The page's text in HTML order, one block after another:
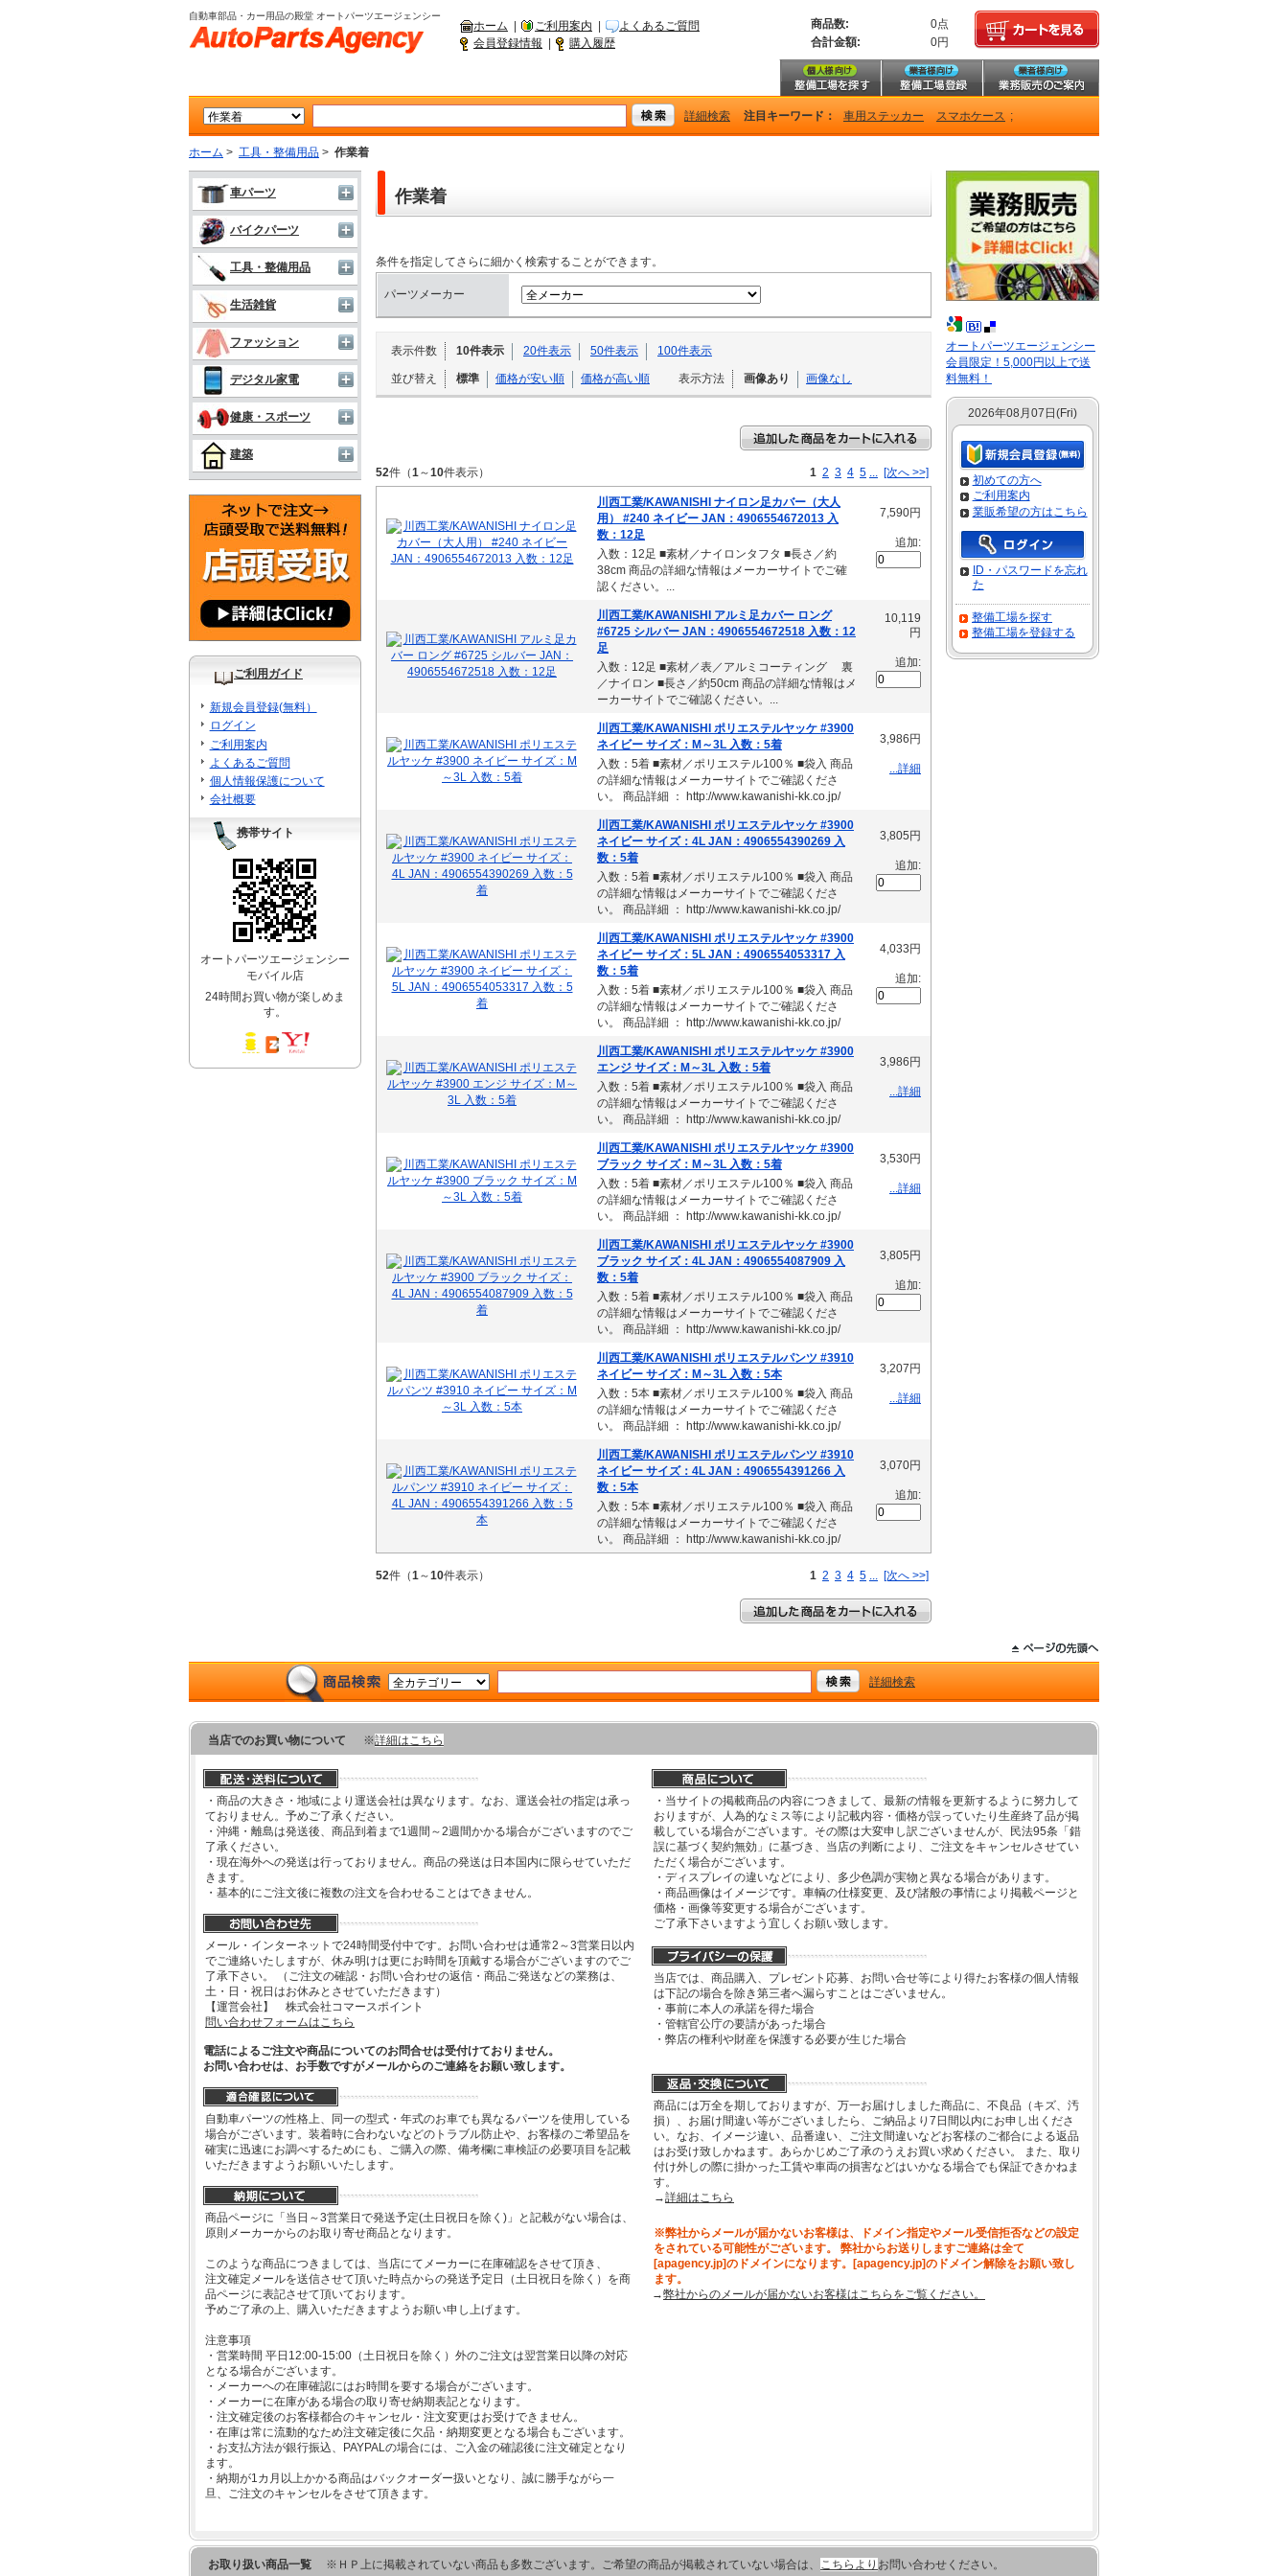
自動車部品・カー用品の殿堂 オートパーツエージェンシー
ホーム ご利用案内
よくあるご質問
会員登録情報
購入履歴
商品数:
0点
合計金額:
0円
詳細検索 注目キーワード： 車用ステッカー スマホケース ;
ホーム > 工具・整備用品 > 作業着
車パーツ
バイクパーツ
工具・整備用品
生活雑貨
ファッション
デジタル家電
健康・スポーツ
建築
ご利用ガイド
新規会員登録(無料）
ログイン
ご利用案内
よくあるご質問
個人情報保護について
会社概要
携帯サイト
オートパーツエージェンシー
モバイル店
24時間お買い物が楽しめま
す。
作業着
条件を指定してさらに細かく検索することができます。
パーツメーカー
表示件数 10件表示 20件表示 50件表示 100件表示
並び替え 標準 価格が安い順 価格が高い順 表示方法 画像あり 画像なし
52件（1～10件表示） 1 2 3 4 5 ... [次へ >>]
川西工業/KAWANISHI ナイロン足カバー（大人
用） #240 ネイビー JAN：4906554672013 入
数：12足
入数：12足 ■素材／ナイロンタフタ ■長さ／約
38cm 商品の詳細な情報はメーカーサイトでご確
認ください。...
7,590円
追加:
川西工業/KAWANISHI アルミ足カバー ロング
#6725 シルバー JAN：4906554672518 入数：12
足
入数：12足 ■素材／表／アルミコーティング 裏
／ナイロン ■長さ／約50cm 商品の詳細な情報はメ
ーカーサイトでご確認ください。...
10,119
円
追加:
川西工業/KAWANISHI ポリエステルヤッケ #3900
ネイビー サイズ：M～3L 入数：5着
入数：5着 ■素材／ポリエステル100％ ■袋入 商品
の詳細な情報はメーカーサイトでご確認くださ
い。 商品詳細 ： http://www.kawanishi-kk.co.jp/
3,986円
...詳細
川西工業/KAWANISHI ポリエステルヤッケ #3900
ネイビー サイズ：4L JAN：4906554390269 入
数：5着
入数：5着 ■素材／ポリエステル100％ ■袋入 商品
の詳細な情報はメーカーサイトでご確認くださ
い。 商品詳細 ： http://www.kawanishi-kk.co.jp/
3,805円
追加:
川西工業/KAWANISHI ポリエステルヤッケ #3900
ネイビー サイズ：5L JAN：4906554053317 入
数：5着
入数：5着 ■素材／ポリエステル100％ ■袋入 商品
の詳細な情報はメーカーサイトでご確認くださ
い。 商品詳細 ： http://www.kawanishi-kk.co.jp/
4,033円
追加:
川西工業/KAWANISHI ポリエステルヤッケ #3900
エンジ サイズ：M～3L 入数：5着
入数：5着 ■素材／ポリエステル100％ ■袋入 商品
の詳細な情報はメーカーサイトでご確認くださ
い。 商品詳細 ： http://www.kawanishi-kk.co.jp/
3,986円
...詳細
川西工業/KAWANISHI ポリエステルヤッケ #3900
ブラック サイズ：M～3L 入数：5着
入数：5着 ■素材／ポリエステル100％ ■袋入 商品
の詳細な情報はメーカーサイトでご確認くださ
い。 商品詳細 ： http://www.kawanishi-kk.co.jp/
3,530円
...詳細
川西工業/KAWANISHI ポリエステルヤッケ #3900
ブラック サイズ：4L JAN：4906554087909 入
数：5着
入数：5着 ■素材／ポリエステル100％ ■袋入 商品
の詳細な情報はメーカーサイトでご確認くださ
い。 商品詳細 ： http://www.kawanishi-kk.co.jp/
3,805円
追加:
川西工業/KAWANISHI ポリエステルパンツ #3910
ネイビー サイズ：M～3L 入数：5本
入数：5本 ■素材／ポリエステル100％ ■袋入 商品
の詳細な情報はメーカーサイトでご確認くださ
い。 商品詳細 ： http://www.kawanishi-kk.co.jp/
3,207円
...詳細
川西工業/KAWANISHI ポリエステルパンツ #3910
ネイビー サイズ：4L JAN：4906554391266 入
数：5本
入数：5本 ■素材／ポリエステル100％ ■袋入 商品
の詳細な情報はメーカーサイトでご確認くださ
い。 商品詳細 ： http://www.kawanishi-kk.co.jp/
3,070円
追加:
52件（1～10件表示） 1 2 3 4 5 ... [次へ >>]
オートパーツエージェンシー
会員限定！5,000円以上で送
料無料！
2026年08月07日(Fri)
初めての方へ
ご利用案内
業販希望の方はこちら
ID・パスワードを忘れ
た
整備工場を探す
整備工場を登録する
詳細検索
当店でのお買い物について ※詳細はこちら
・商品の大きさ・地域により運送会社は異なります。なお、運送会社の指定は承っ
ておりません。予めご了承ください。
・沖縄・離島は発送後、商品到着まで1週間～2週間かかる場合がございますのでご
了承ください。
・現在海外への発送は行っておりません。商品の発送は日本国内に限らせていただ
きます。
・基本的にご注文後に複数の注文を合わせることはできません。
メール・インターネットで24時間受付中です。お問い合わせは通常2～3営業日以内
でご連絡いたしますが、休み明けは更にお時間を頂戴する場合がございますのでご
了承下さい。 （ご注文の確認・お問い合わせの返信・商品ご発送などの業務は、
土・日・祝日はお休みとさせていただきます）
【運営会社】 株式会社コマースポイント
問い合わせフォームはこちら
電話によるご注文や商品についてのお問合せは受付けておりません。
お問い合わせは、お手数ですがメールからのご連絡をお願い致します。
自動車パーツの性格上、同一の型式・年式のお車でも異なるパーツを使用している
場合がございます。装着時に合わないなどのトラブル防止や、お客様のご希望品を
確実に迅速にお調べするためにも、ご購入の際、備考欄に車検証の必要項目を記載
いただきますようお願いいたします。
商品ページに「当日～3営業日で発送予定(土日祝日を除く)」と記載がない場合は、
原則メーカーからのお取り寄せ商品となります。
このような商品につきましては、当店にてメーカーに在庫確認をさせて頂き、
注文確定メールを送信させて頂いた時点からの発送予定日（土日祝日を除く）を商
品ページに表記させて頂いております。
予めご了承の上、購入いただきますようお願い申し上げます。
注意事項
・営業時間 平日12:00-15:00（土日祝日を除く）外のご注文は翌営業日以降の対応
となる場合がございます。
・メーカーへの在庫確認にはお時間を要する場合がございます。
・メーカーに在庫がある場合の取り寄せ納期表記となります。
・注文確定後のお客様都合のキャンセル・注文変更はお受けできません。
・在庫は常に流動的なため注文確定後に欠品・納期変更となる場合もございます。
・お支払方法が銀行振込、PAYPALの場合には、ご入金の確認後に注文確定となり
ます。
・納期が1カ月以上かかる商品はバックオーダー扱いとなり、誠に勝手ながら一
旦、ご注文のキャンセルをさせて頂きます。
・当サイトの掲載商品の内容につきまして、最新の情報を更新するように努力して
おりますが、人為的なミス等により記載内容・価格が誤っていたり生産終了品が掲
載している場合がございます。その際は大変申し訳ございませんが、民法95条「錯
誤に基づく契約無効」に基づき、当店の判断により、ご注文をキャンセルさせてい
ただく場合がございます。
・ディスプレイの違いなどにより、多少色調が実物と異なる場合があります。
・商品画像はイメージです。車輌の仕様変更、及び諸般の事情により掲載ページと
価格・画像等変更する場合がございます。
ご了承下さいますよう宜しくお願い致します。
当店では、商品購入、プレゼント応募、お問い合せ等により得たお客様の個人情報
は下記の場合を除き第三者へ漏らすことはございません。
・事前に本人の承諾を得た場合
・管轄官公庁の要請があった場合
・弊店の権利や財産を保護する必要が生じた場合
商品には万全を期しておりますが、万一お届けしました商品に、不良品（キズ、汚
損）、お届け間違い等がございましたら、ご納品より7日間以内にお申し出くださ
い。なお、イメージ違い、品番違い、ご注文間違いなどお客様のご都合による返品
はお受け致しかねます。あらかじめご了承のうえお買い求めください。 また、取り
付け外しの際に掛かった工賃や車両の損害などはいかなる場合でも保証できかねま
す。
→詳細はこちら
※弊社からメールが届かないお客様は、ドメイン指定やメール受信拒否などの設定
をされている可能性がございます。 弊社からお送りしますご連絡は全て
[apagency.jp]のドメインになります。[apagency.jp]のドメイン解除をお願い致し
ます。
→弊社からのメールが届かないお客様はこちらをご覧ください。
お取り扱い商品一覧 ※ＨＰ上に掲載されていない商品も多数ございます。ご希望の商品が掲載されていない場合は、 こちらより お問い合わせください。